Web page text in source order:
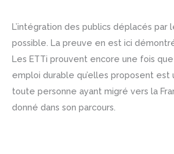
L’intégration des publics déplacés par
possible. La preuve en est ici
Les ETTi prouvent encore une fois
emploi durable qu’elles proposent
toute personne ayant migré vers la
donné dans son parcours.